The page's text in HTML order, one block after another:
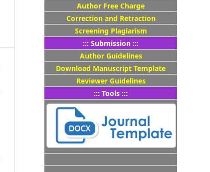
Author Free Charge
Correction and Retraction
Screening Plagiarism
::: Submission :::
Author Guidelines
Download Manuscript Template
Reviewer Guidelines
::: Tools :::